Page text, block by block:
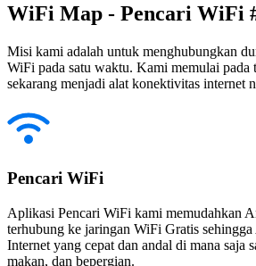
WiFi Map - Pencari WiFi
Misi kami adalah untuk menghubungkan
WiFi pada satu waktu. Kami memulai pada
sekarang menjadi alat konektivitas internet
Pencari WiFi
Aplikasi Pencari WiFi kami memudahkan
terhubung ke jaringan WiFi Gratis sehingga
Internet yang cepat dan andal di mana saja
makan, dan bepergian.